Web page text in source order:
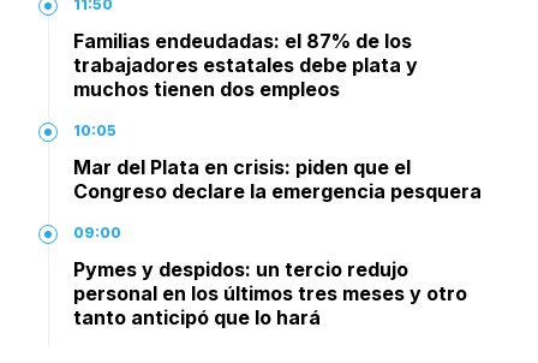
11:50
Familias endeudadas: el 87% de los
trabajadores estatales debe plata y
muchos tienen dos empleos
10:05
Mar del Plata en crisis: piden que el
Congreso declare la emergencia pesquera
09:00
Pymes y despidos: un tercio redujo
personal en los últimos tres meses y otro
tanto anticipó que lo hará